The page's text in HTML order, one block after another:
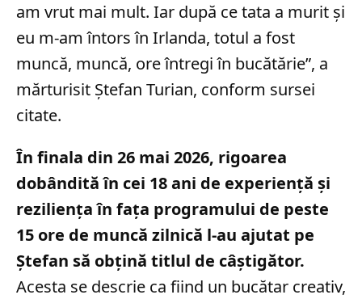
am vrut mai mult. Iar după ce tata a murit și
eu m-am întors în Irlanda, totul a fost
muncă, muncă, ore întregi în bucătărie”, a
mărturisit Ștefan Turian, conform sursei
citate.
În finala din 26 mai 2026, rigoarea
dobândită în cei 18 ani de experiență și
reziliența în fața programului de peste
15 ore de muncă zilnică l-au ajutat pe
Ștefan să obțină titlul de câștigător.
Acesta se descrie ca fiind un bucătar creativ,